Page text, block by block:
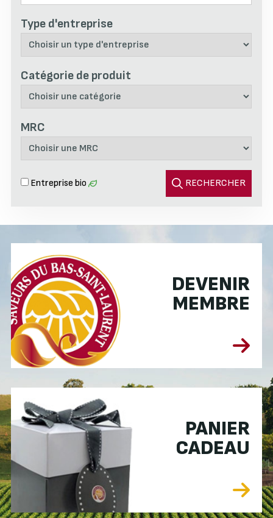
Type d'entreprise
Catégorie de produit
MRC
Entreprise bio RECHERCHER
DEVENIR
MEMBRE
PANIER
CADEAU